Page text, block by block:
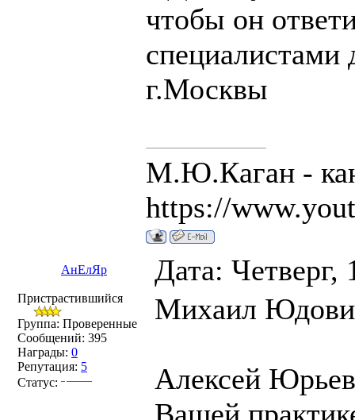
чтобы он
специалистами
г.Москвы
М.Ю.Каган -
https://
АнЕлЯр Дата:
Пристрастившийся
Группа: Проверенные
Сообщений: 395
Награды: 0
Репутация: 5
Статус:
Михаил
Алексей